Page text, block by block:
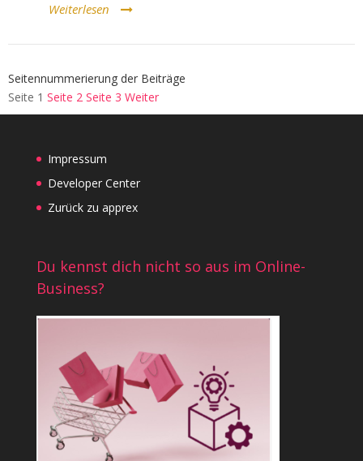
Weiterlesen
Seitennummerierung der Beiträge
Seite 1 Seite 2 Seite 3 Weiter
Impressum
Developer Center
Zurück zu apprex
Du kennst dich nicht so aus im Online-
Business?